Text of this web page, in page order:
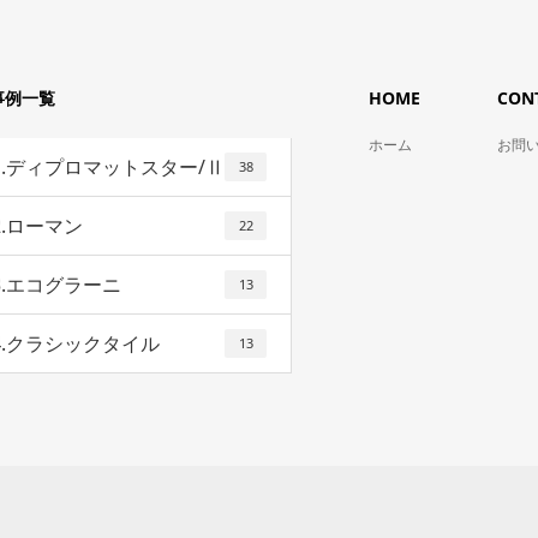
例一覧
ディプロマットスター/Ⅱ 38
ローマン 22
エコグラーニ 13
クラシックタイル 13
HOME
ホーム お問